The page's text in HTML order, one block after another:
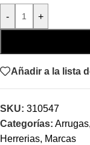
- +
Añadir a la lista
SKU: 310547
Categorías:
Herrerias, Marcas